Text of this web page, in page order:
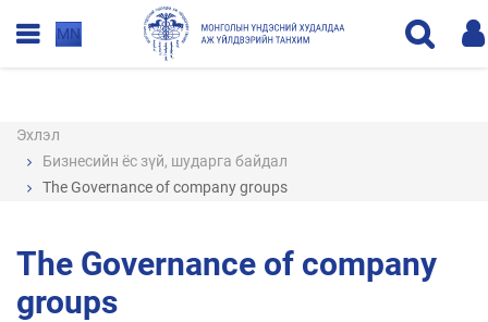
MN
Эхлэл
Бизнесийн ёс зүй, шударга байдал
The Governance of company groups
The Governance of company
groups